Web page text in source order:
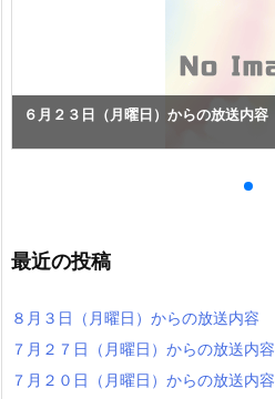
６月２３日（月曜日）からの放送内容
最近の投稿
８月３日（月曜日）からの放送内容
７月２７日（月曜日）からの放送内容
７月２０日（月曜日）からの放送内容